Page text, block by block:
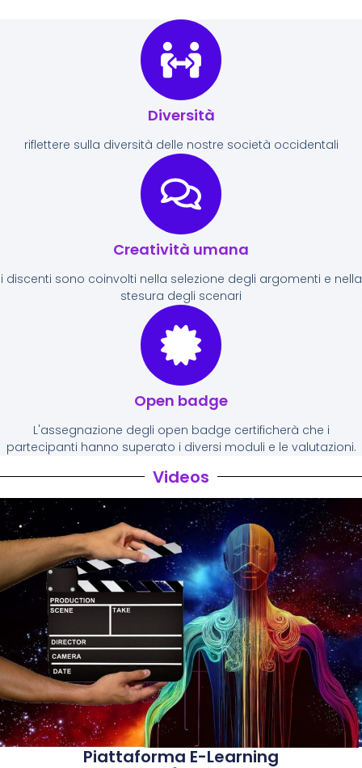
Diversità
riflettere sulla diversità delle nostre società occidentali
Creatività umana
i discenti sono coinvolti nella selezione degli argomenti e nella
stesura degli scenari
Open badge
L'assegnazione degli open badge certificherà che i
partecipanti hanno superato i diversi moduli e le valutazioni.
Videos
Piattaforma E-Learning